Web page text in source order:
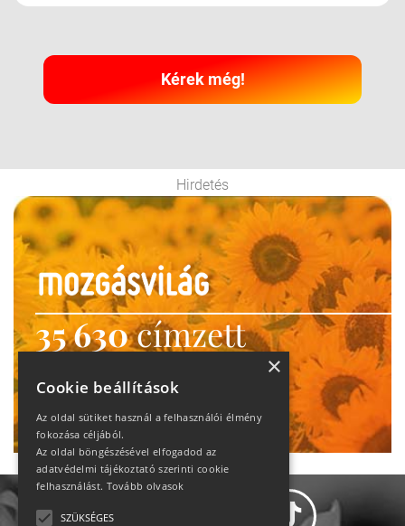
Kérek még!
Hirdetés
35 630címzett
heti motiváció
Ne maradj le!
×
Cookie beállítások
Az oldal sütiket használ a felhasználói élmény
fokozása céljából.
Az oldal böngészésével elfogadod az
adatvédelmi tájékoztató szerinti cookie
felhasználást. Tovább olvasok
SZÜKSÉGES